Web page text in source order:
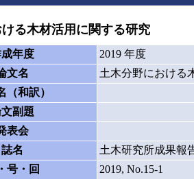
る木材活用に関する研究
年度
2019 年度
文名
土木分野における
（和訳）
副題
表会
誌名
土木研究所成果報
号・回
2019, No.15-1